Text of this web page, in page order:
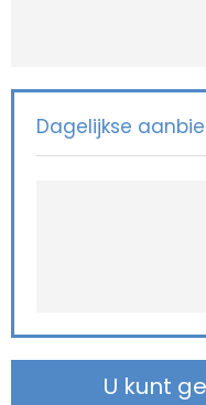
Dagelijkse
U kunt